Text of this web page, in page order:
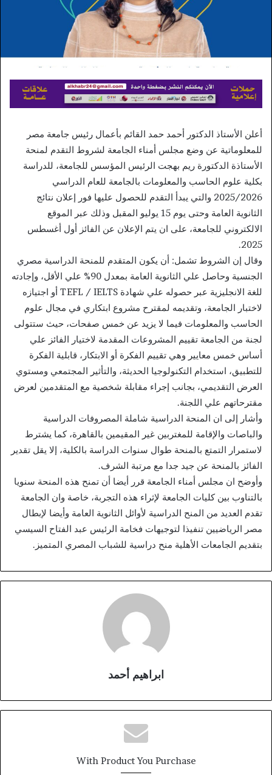
أعلن الأستاذ الدكتور أحمد حمد القائم بأعمال رئيس جامعة مصر
للمعلوماتية عن وضع مجلس أمناء الجامعة لشروط التقدم لمنحة
الأستاذة الدكتورة ريم بهجت الرئيس المؤسس للجامعة، للدراسة
بكلية علوم الحاسب والمعلومات بالجامعة للعام الدراسي
2025/2026 والتي يبدأ التقدم للحصول عليها فور إعلان نتائج
الثانوية العامة وحتى يوم 15 يوليو المقبل وذلك عبر الموقع
الالكتروني للجامعة، على ان يتم الإعلان عن الفائز أول أغسطس
2025.
وقال إن الشروط تشمل: أن يكون المتقدم للمنحة الدراسية مصري
الجنسية وحاصل علي الثانوية العامة بمعدل 90% علي الأقل، وإجادته
للغة الانجليزية عبر حصوله علي شهادة TEFL / IELTS أو اجتيازه
لاختبار الجامعة، وتقديمه لمقترح مشروع ابتكاري في مجال علوم
الحاسب والمعلومات فيما لا يزيد عن خمس صفحات، حيث ستتولى
لجنة من الجامعة تقييم المشروعات المقدمة لاختيار الفائز علي
أساس خمس معايير وهي تقييم الفكرة أو الابتكار، قابلية الفكرة
للتطبيق، استخدام التكنولوجيا الحديثة، والتأثير المجتمعي ومستوي
العرض التقديمي، بجانب إجراء مقابلة شخصية مع المتقدمين لعرض
مقترحاتهم علي اللجنة.
وأشار إلى ان المنحة الدراسية شاملة المصروفات الدراسية
والباصات والإقامة للمغتربين غير المقيمين بالقاهرة، كما يشترط
لاستمرار التمتع بالمنحة طوال سنوات الدراسة بالكلية، إلا يقل تقدير
الفائز بالمنحة عن جيد جدا مع مرتبة الشرف.
وأوضح ان مجلس أمناء الجامعة قرر أيضا أن تمنح هذه المنحة سنويا
بالتناوب بين كليات الجامعة لإثراء هذه التجربة، خاصة وان الجامعة
تقدم العديد من المنح الدراسية لأوائل الثانوية العامة وأيضا لإبطال
مصر الرياضيين تنفيذا لتوجيهات فخامة الرئيس عبد الفتاح السيسي
بتقديم الجامعات الأهلية منح دراسية للشباب المصري المتميز.
ابراهيم أحمد
With Product You Purchase